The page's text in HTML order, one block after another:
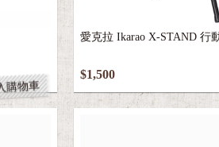
購物車
愛克拉 Ikarao X-STAND 行